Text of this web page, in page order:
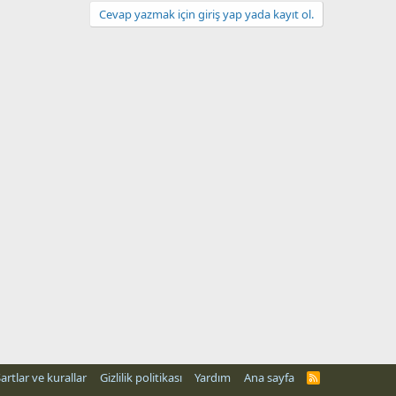
Cevap yazmak için giriş yap yada kayıt ol.
ve kurallar Gizlilik politikası Yardım Ana sayfa
R